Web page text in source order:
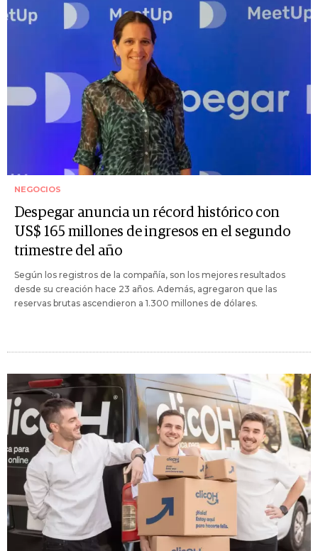
NEGOCIOS
Despegar anuncia un récord histórico con
US$ 165 millones de ingresos en el segundo
trimestre del año
Según los registros de la compañía, son los mejores resultados
desde su creación hace 23 años. Además, agregaron que las
reservas brutas ascendieron a 1.300 millones de dólares.